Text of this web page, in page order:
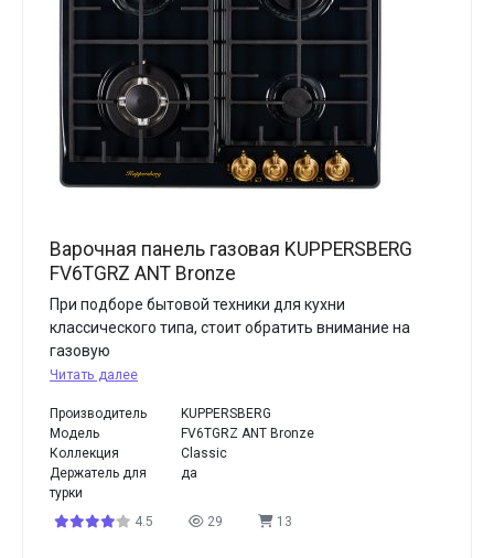
Варочная панель газовая KUPPERSBERG
FV6TGRZ ANT Bronze
При подборе бытовой техники для кухни
классического типа, стоит обратить внимание на
газовую
Читать далее
Производитель
KUPPERSBERG
Модель
FV6TGRZ ANT Bronze
Коллекция
Classic
Держатель для
турки
да
4.5 29 13